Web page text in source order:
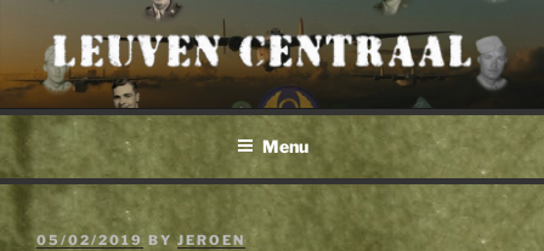
content
Menu
POSTED
05/02/2019 BYJEROEN